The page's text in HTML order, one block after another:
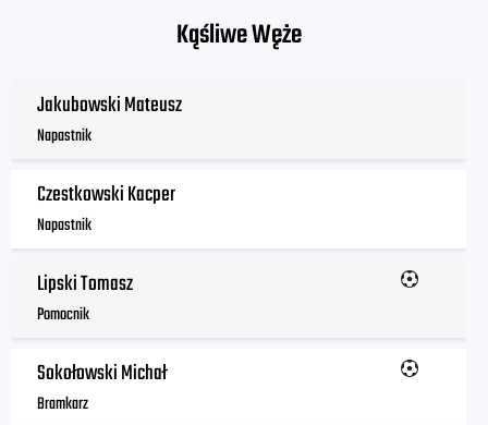
Kąśliwe Węże
Jakubowski Mateusz
Napastnik
Czestkowski Kacper
Napastnik
Lipski Tomasz
Pomocnik
Sokołowski Michał
Bramkarz